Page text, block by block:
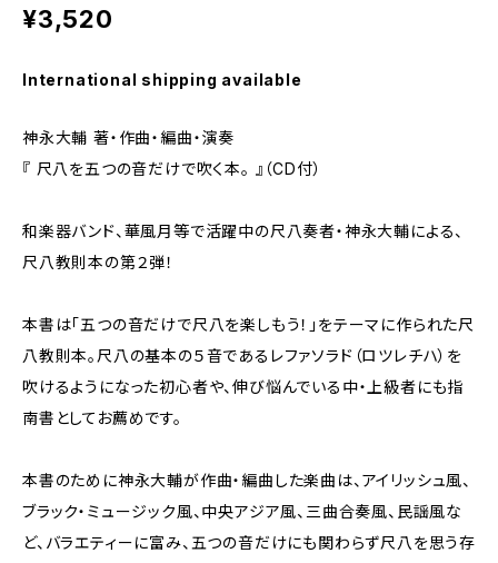
¥3,520
International shipping available
神永大輔 著・作曲・編曲・演奏
『 尺八を五つの音だけで吹く本。 』（CD付）
和楽器バンド、華風月等で活躍中の尺八奏者・神永大輔による、
尺八教則本の第２弾！
本書は「五つの音だけで尺八を楽しもう！」をテーマに作られた尺
八教則本。尺八の基本の５音であるレファソラド（ロツレチハ）を
吹けるようになった初心者や、伸び悩んでいる中・上級者にも指
南書としてお薦めです。
本書のために神永大輔が作曲・編曲した楽曲は、アイリッシュ風、
ブラック・ミュージック風、中央アジア風、三曲合奏風、民謡風な
ど、バラエティーに富み、五つの音だけにも関わらず尺八を思う存